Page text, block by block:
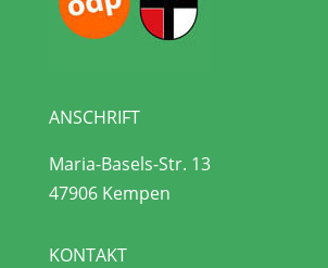
ANSCHRIFT
Maria-Basels-Str. 13
47906 Kempen
KONTAKT